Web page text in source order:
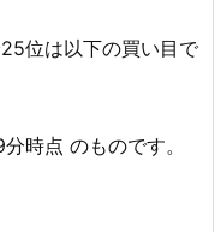
位は以下の買い目で
時点 のものです。